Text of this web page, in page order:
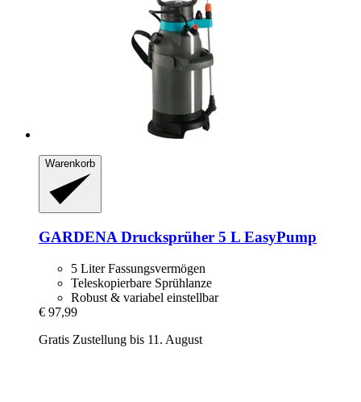
Warenkorb
GARDENA Drucksprüher 5 L EasyPump
5 Liter Fassungsvermögen
Teleskopierbare Sprühlanze
Robust & variabel einstellbar
€ 97,99
Gratis Zustellung bis 11. August